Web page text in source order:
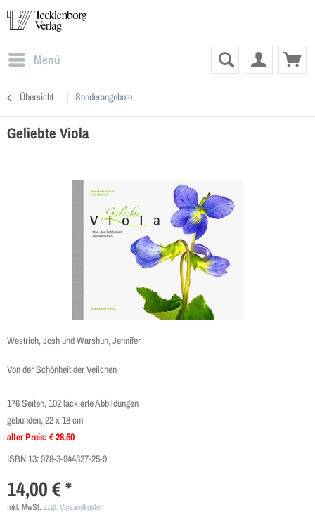
Menü
Übersicht Sonderangebote
Geliebte Viola
Westrich, Josh und Warshun, Jennifer
Von der Schönheit der Veilchen
176 Seiten, 102 lackierte Abbildungen
gebunden, 22 x 18 cm
alter Preis: € 28,50
ISBN 13:978-3-944327-25-9
14,00 € *
inkl. MwSt. zzgl. Versandkosten